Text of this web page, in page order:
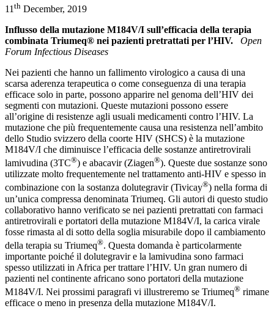
11 th December, 2019
Influsso della mutazione M184V/I sull’efficacia della terapia
combinata Triumeq® nei pazienti pretrattati per l’HIV. Open
Forum Infectious Diseases
Nei pazienti che hanno un fallimento virologico a causa di una
scarsa aderenza terapeutica o come conseguenza di una terapia
efficace solo in parte, possono apparire nel genoma dell’HIV dei
segmenti con mutazioni. Queste mutazioni possono essere
all’origine di resistenze agli usuali medicamenti contro l’HIV. La
mutazione che più frequentemente causa una resistenza nell’ambito
dello Studio svizzero della coorte HIV (SHCS) è la mutazione
M184V/I che diminuisce l’efficacia delle sostanze antiretrovirali
lamivudina (3TC®) e abacavir (Ziagen®). Queste due sostanze sono
utilizzate molto frequentemente nel trattamento anti-HIV e spesso in
combinazione con la sostanza dolutegravir (Tivicay®) nella forma di
un’unica compressa denominata Triumeq. Gli autori di questo studio
collaborativo hanno verificato se nei pazienti pretrattati con farmaci
antiretrovirali e portatori della mutazione M184V/I, la carica virale
fosse rimasta al di sotto della soglia misurabile dopo il cambiamento
della terapia su Triumeq®. Questa domanda è particolarmente
importante poiché il dolutegravir e la lamivudina sono farmaci
spesso utilizzati in Africa per trattare l’HIV. Un gran numero di
pazienti nel continente africano sono portatori della mutazione
M184V/I. Nei prossimi paragrafi vi illustreremo se Triumeq® rimane
efficace o meno in presenza della mutazione M184V/I.